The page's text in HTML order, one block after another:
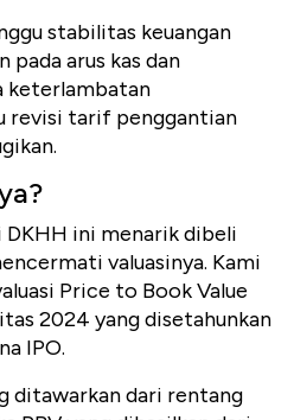
stabilitas keuangan
arus kas dan
keterlambatan
revisi tarif penggantian
ini menarik dibeli
valuasinya. Kami
Price to Book Value
2024 yang disetahunkan
IPO.
ditawarkan dari rentang